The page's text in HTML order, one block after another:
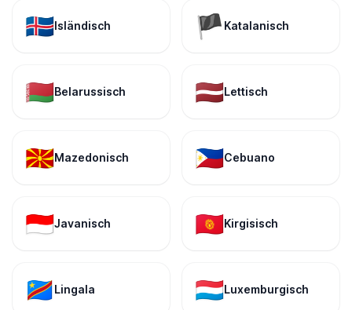
🇮🇸Isländisch 🏴 Katalanisch
🇧🇾Belarussisch 🇱🇻Lettisch
🇲🇰Mazedonisch 🇵🇭Cebuano
🇮🇩Javanisch 🇰🇬Kirgisisch
🇨🇩Lingala 🇱🇺Luxemburgisch